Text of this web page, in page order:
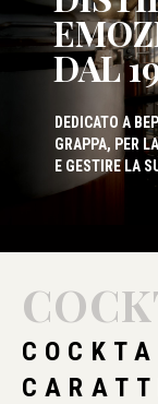
DEDICATO A
GRAPPA, PER
E GESTIRE LA
DAL